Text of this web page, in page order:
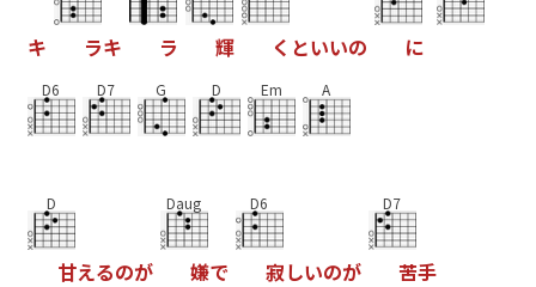
キ ラキ ラ 輝 く といいの に
D6 D7 G D Em A
D
甘えるのが
Daug
嫌で
D6
寂しいのが
D7
苦手